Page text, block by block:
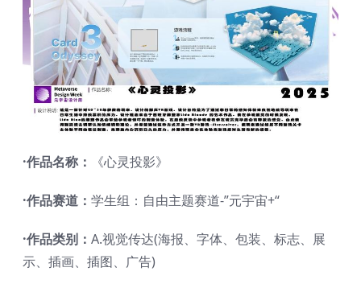
·作品名称： 《心灵投影》
·作品赛道： 学生组：自由主题赛道-”元宇宙+“
·作品类别： A.视觉传达(海报、字体、包装、标志、展
示、插画、插图、广告)